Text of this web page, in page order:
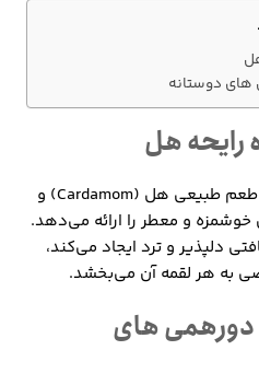
های دوستانه
رایحه هل
این بیسکوییت بیضی شکل با طعم طبیعی هل (Cardamom) و
و معطر را ارائه می‌دهد.
دلپذیر و ترد ایجاد می‌کند،
به هر لقمه آن می‌بخشد.
دورهمی های